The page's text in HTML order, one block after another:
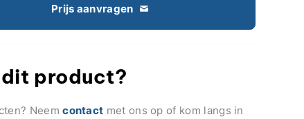
Prijs aanvragen
product?
Neemcontact met ons op of kom langs in